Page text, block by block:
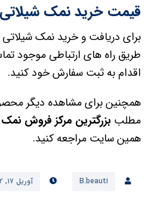
قیمت خرید نمک شیلاتی
برای دریافت و خرید نمک
طریق راه های ارتباطی موجود
اقدام به ثبت سفارش خود کنید.
همچنین برای مشاهده دیگر
مطلب بزرگترین مرکز فروش
همین سایت مراجعه کنید.
B.beauti آوریل ۱۷, ۲۰۲۲